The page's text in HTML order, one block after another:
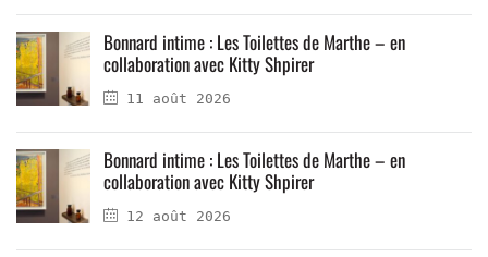
11 août 2026
Bonnard intime : Les Toilettes de Marthe – en
collaboration avec Kitty Shpirer
12 août 2026
Bonnard intime : Les Toilettes de Marthe – en
collaboration avec Kitty Shpirer